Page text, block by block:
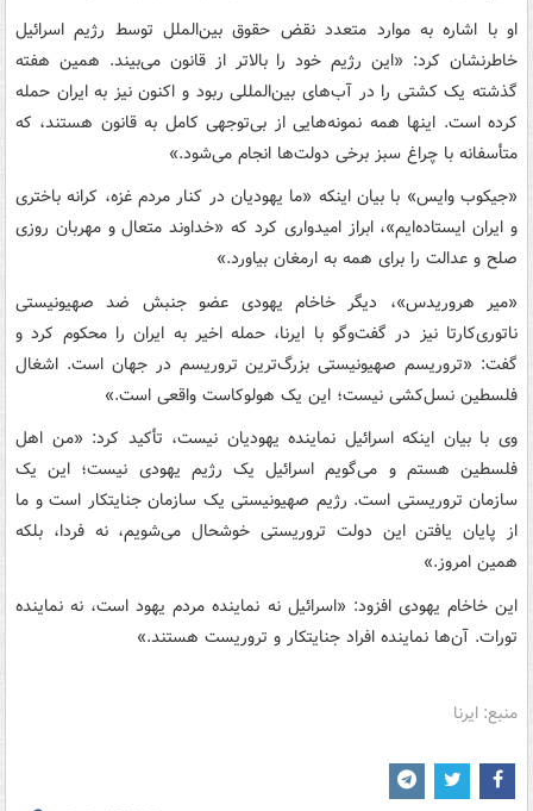
او با اشاره به موارد متعدد نقض حقوق بین‌الملل توسط رژیم اسرائیل
خاطرنشان کرد: «این رژیم خود را بالاتر از قانون می‌بیند. همین هفته
گذشته یک کشتی را در آب‌های بین‌المللی ربود و اکنون نیز به ایران حمله
کرده است. اینها همه نمونه‌هایی از بی‌توجهی کامل به قانون هستند، که
متأسفانه با چراغ سبز برخی دولت‌ها انجام می‌شود.»
«جیکوب وایس» با بیان اینکه «ما یهودیان در کنار مردم غزه، کرانه باختری
و ایران ایستاده‌ایم»، ابراز امیدواری کرد که «خداوند متعال و مهربان روزی
صلح و عدالت را برای همه به ارمغان بیاورد.»
«میر هروریدس»، دیگر خاخام یهودی عضو جنبش ضد صهیونیستی
ناتوری‌کارتا نیز در گفت‌وگو با ایرنا، حمله اخیر به ایران را محکوم کرد و
گفت: «تروریسم صهیونیستی بزرگ‌ترین تروریسم در جهان است. اشغال
فلسطین نسل‌کشی نیست؛ این یک هولوکاست واقعی است.»
وی با بیان اینکه اسرائیل نماینده یهودیان نیست، تأکید کرد: «من اهل
فلسطین هستم و می‌گویم اسرائیل یک رژیم یهودی نیست؛ این یک
سازمان تروریستی است. رژیم صهیونیستی یک سازمان جنایتکار است و ما
از پایان یافتن این دولت تروریستی خوشحال می‌شویم، نه فردا، بلکه
همین امروز.»
این خاخام یهودی افزود: «اسرائیل نه نماینده مردم یهود است، نه نماینده
تورات. آن‌ها نماینده افراد جنایتکار و تروریست هستند.»
منبع: ایرنا